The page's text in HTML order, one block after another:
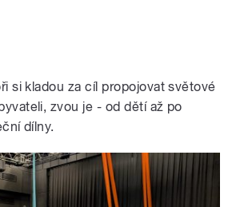
si kladou za cíl propojovat světové
zvou je - od dětí až po
dílny.